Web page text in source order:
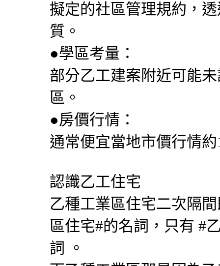
擬定的社區管理規約，
質。
●學區考量：
部分乙工建案附近可能
區。
●房價行情：
通常便宜當地市價行情
認識乙工住宅
乙種工業區住宅二次隔
區住宅#的名詞，只有 #
詞 。